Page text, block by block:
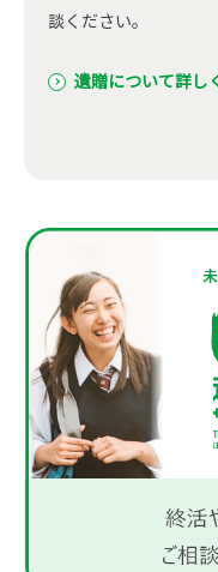
談ください。
遺贈について詳し